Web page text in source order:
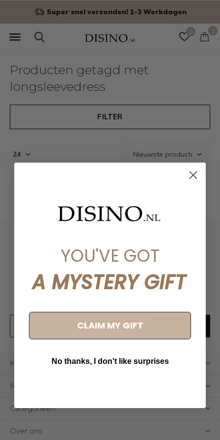
0 0
Super snel verzonden! 1-3 Werkdagen
Producten getagd met
longsleevedress
FILTER
Meld je aan voor onze
nieuwsbrief
Klantenservice
Mijn account
Categorieën
Over ons
YOU'VE GOT
A MYSTERY GIFT
CLAIM MY GIFT
No thanks, I don't like surprises